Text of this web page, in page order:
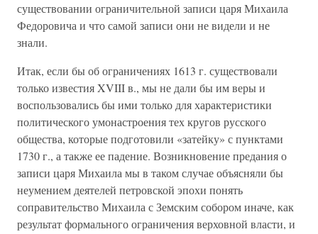
существовании ограничительной записи царя Михаила
Федоровича и что самой записи они не видели и не
знали.
Итак, если бы об ограничениях 1613 г. существовали
только известия XVIII в., мы не дали бы им веры и
воспользовались бы ими только для характеристики
политического умонастроения тех кругов русского
общества, которые подготовили «затейку» с пунктами
1730 г., а также ее падение. Возникновение предания о
записи царя Михаила мы в таком случае объясняли бы
неумением деятелей петровской эпохи понять
соправительство Михаила с Земским собором иначе, как
результат формального ограничения верховной власти, и